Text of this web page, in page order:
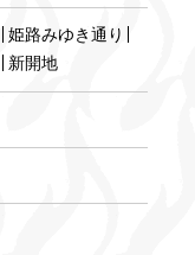
姫路みゆき通り
新開地